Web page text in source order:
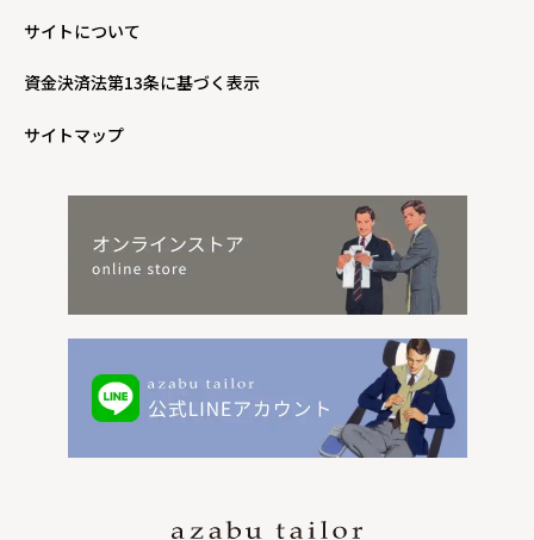
サイトについて
資金決済法第13条に基づく表示
サイトマップ